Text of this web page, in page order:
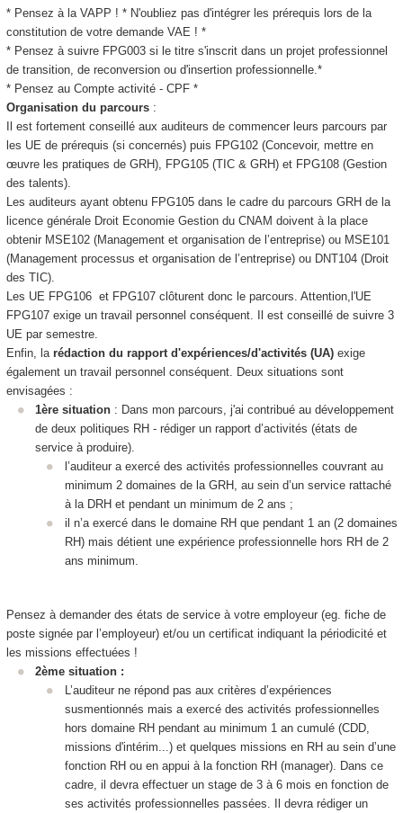
* Pensez à la VAPP ! * N'oubliez pas d'intégrer les prérequis lors de la
constitution de votre demande VAE ! *
* Pensez à suivre FPG003 si le titre s'inscrit dans un projet professionnel
de transition, de reconversion ou d'insertion professionnelle.*
* Pensez au Compte activité - CPF*
Organisation du parcours :
Il est fortement conseillé aux auditeurs de commencer leurs parcours par
les UE de prérequis (si concernés) puis FPG102 (Concevoir, mettre en
œuvre les pratiques de GRH), FPG105 (TIC & GRH) et FPG108 (Gestion
des talents).
Les auditeurs ayant obtenu FPG105 dans le cadre du parcours GRH de la
licence générale Droit Economie Gestion du CNAM doivent à la place
obtenir MSE102 (Management et organisation de l’entreprise) ou MSE101
(Management processus et organisation de l’entreprise) ou DNT104 (Droit
des TIC).
Les UE FPG106 et FPG107 clôturent donc le parcours. Attention,l'UE
FPG107 exige un travail personnel conséquent. Il est conseillé de suivre 3
UE par semestre.
Enfin, la rédaction du rapport d'expériences/d'activités (UA)exige
également un travail personnel conséquent. Deux situations sont
envisagées :
1ère situation : Dans mon parcours, j'ai contribué au développement
de deux politiques RH - rédiger un rapport d’activités (états de
service à produire).
l’auditeur a exercé des activités professionnelles couvrant au
minimum 2 domaines de la GRH, au sein d’un service rattaché
à la DRH et pendant un minimum de 2 ans ;
il n’a exercé dans le domaine RH que pendant 1 an (2 domaines
RH) mais détient une expérience professionnelle hors RH de 2
ans minimum.
Pensez à demander des états de service à votre employeur (eg. fiche de
poste signée par l’employeur) et/ou un certificat indiquant la périodicité et
les missions effectuées !
2ème situation :
L’auditeur ne répond pas aux critères d’expériences
susmentionnés mais a exercé des activités professionnelles
hors domaine RH pendant au minimum 1 an cumulé (CDD,
missions d'intérim...) et quelques missions en RH au sein d’une
fonction RH ou en appui à la fonction RH (manager). Dans ce
cadre, il devra effectuer un stage de 3 à 6 mois en fonction de
ses activités professionnelles passées. Il devra rédiger un